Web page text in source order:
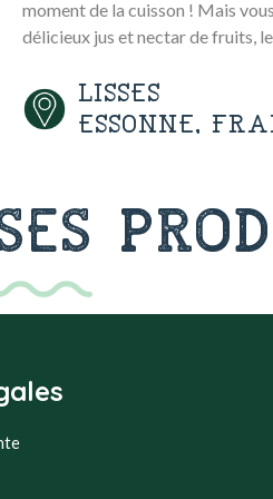
moment de la cuisson ! Mais
délicieux jus et nectar de fruits,
LISSES
ESSONNE,